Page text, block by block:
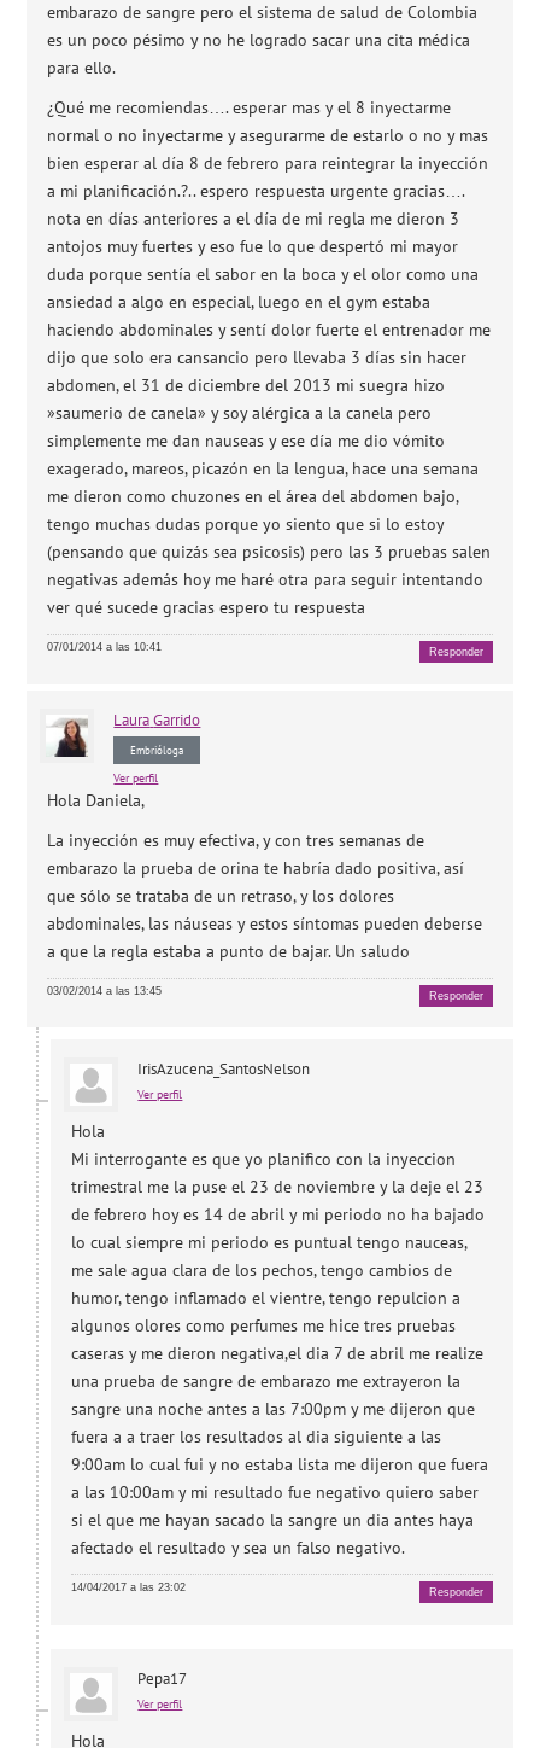
embarazo de sangre pero el sistema de salud de Colombia
es un poco pésimo y no he logrado sacar una cita médica
para ello.
¿Qué me recomiendas…. esperar mas y el 8 inyectarme
normal o no inyectarme y asegurarme de estarlo o no y mas
bien esperar al día 8 de febrero para reintegrar la inyección
a mi planificación.?.. espero respuesta urgente gracias….
nota en días anteriores a el día de mi regla me dieron 3
antojos muy fuertes y eso fue lo que despertó mi mayor
duda porque sentía el sabor en la boca y el olor como una
ansiedad a algo en especial, luego en el gym estaba
haciendo abdominales y sentí dolor fuerte el entrenador me
dijo que solo era cansancio pero llevaba 3 días sin hacer
abdomen, el 31 de diciembre del 2013 mi suegra hizo
»saumerio de canela» y soy alérgica a la canela pero
simplemente me dan nauseas y ese día me dio vómito
exagerado, mareos, picazón en la lengua, hace una semana
me dieron como chuzones en el área del abdomen bajo,
tengo muchas dudas porque yo siento que si lo estoy
(pensando que quizás sea psicosis) pero las 3 pruebas salen
negativas además hoy me haré otra para seguir intentando
ver qué sucede gracias espero tu respuesta
07/01/2014 a las 10:41 Responder
Laura Garrido
Embrióloga
Ver perfil
Hola Daniela,
La inyección es muy efectiva, y con tres semanas de
embarazo la prueba de orina te habría dado positiva, así
que sólo se trataba de un retraso, y los dolores
abdominales, las náuseas y estos síntomas pueden deberse
a que la regla estaba a punto de bajar. Un saludo
03/02/2014 a las 13:45 Responder
IrisAzucena_SantosNelson
Ver perfil
Hola
Mi interrogante es que yo planifico con la inyeccion
trimestral me la puse el 23 de noviembre y la deje el 23
de febrero hoy es 14 de abril y mi periodo no ha bajado
lo cual siempre mi periodo es puntual tengo nauceas,
me sale agua clara de los pechos, tengo cambios de
humor, tengo inflamado el vientre, tengo repulcion a
algunos olores como perfumes me hice tres pruebas
caseras y me dieron negativa,el dia 7 de abril me realize
una prueba de sangre de embarazo me extrayeron la
sangre una noche antes a las 7:00pm y me dijeron que
fuera a a traer los resultados al dia siguiente a las
9:00am lo cual fui y no estaba lista me dijeron que fuera
a las 10:00am y mi resultado fue negativo quiero saber
si el que me hayan sacado la sangre un dia antes haya
afectado el resultado y sea un falso negativo.
14/04/2017 a las 23:02 Responder
Pepa17
Ver perfil
Hola